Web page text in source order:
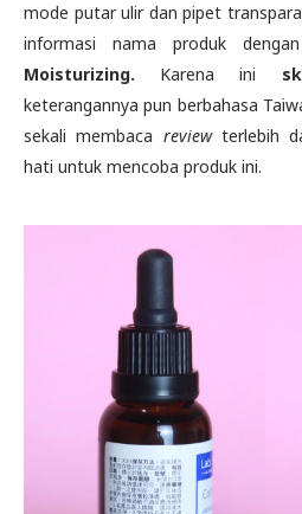
mode putar ulir dan pipet
informasi nama produk
Moisturizing. Karena ini
keterangannya pun berbahasa
sekali membaca reviewterlebih
hati untuk mencoba produk ini.